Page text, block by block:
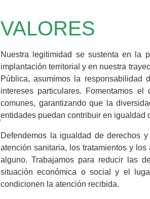
VALORES
Nuestra legitimidad se sustenta en la
implantación territorial y en nuestra
Pública, asumimos la
intereses particulares. Fomentamos
comunes, garantizando que la
entidades puedan contribuir en igualdad
Defendemos la igualdad de derechos
atención sanitaria, los tratamientos y
alguno. Trabajamos para reducir las
situación económica o social y el
condicionen la atención recibida.